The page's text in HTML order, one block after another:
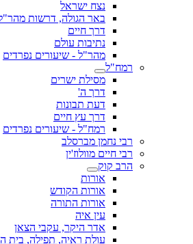
נצח ישראל
באר הגולה, דרשות
דרך חיים
נתיבות עולם
מהר"ל - שיעורים נפרדים
רמח"ל
מסילת ישרים
דרך ה'
דעת תבונות
דרך עץ חיים
רמח"ל - שיעורים נפרדים
רבי נחמן מברסלב
רבי חיים מוולוז'ין
הרב קוק
אורות
אורות הקודש
אורות התורה
עין איה
אדר היקר, עקבי הצאן
עולת ראיה, תפילה, בית